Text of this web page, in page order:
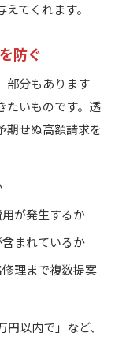
てくれます。
防ぐ
部分もあります
たいものです。透
期せぬ高額請求を
が発生するか
まれているか
理まで複数提案
以内で」など、